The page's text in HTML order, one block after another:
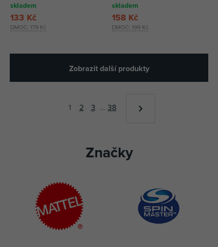
skladem
DMOC: 179 Kč
133 Kč
skladem
DMOC: 199 Kč
158 Kč
Zobrazit další produkty
1 2 3 … 38
Značky